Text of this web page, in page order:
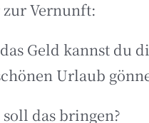
Vernunft:
Geld kannst du
Urlaub
soll das bringen?